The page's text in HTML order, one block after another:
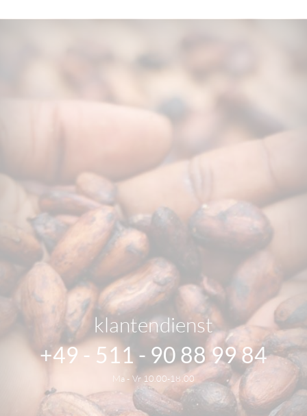
klantendienst
+49 - 511 - 90 88 99 84
Ma - Vr 10.00-18.00